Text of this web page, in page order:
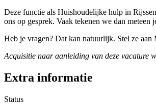
Deze functie als Huishoudelijke hulp in
ons op gesprek. Vaak tekenen we dan meteen
Heb je vragen? Dat kan natuurlijk. Stel ze
Acquisitie naar aanleiding van deze vacature
Extra informatie
Status